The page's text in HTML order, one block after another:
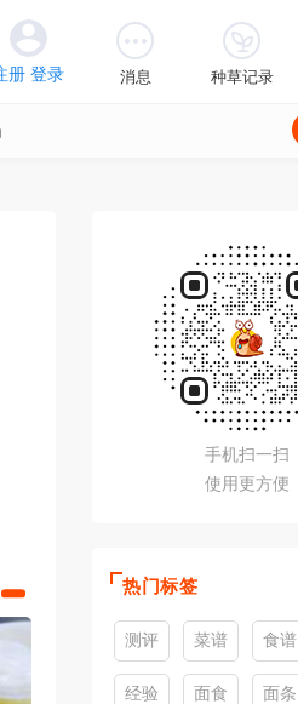
消息 种草记录
手机扫一扫
使用更方便
热门标签
测评 菜谱 食谱
经验 面食 面条